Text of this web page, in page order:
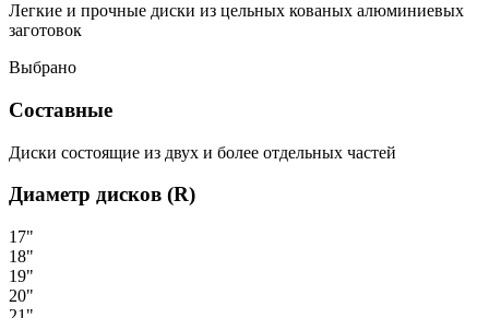
Легкие и прочные диски из цельных кованых алюминиевых
заготовок
Выбрано
Составные
Диски состоящие из двух и более отдельных частей
Диаметр дисков (R)
17"
18"
19"
20"